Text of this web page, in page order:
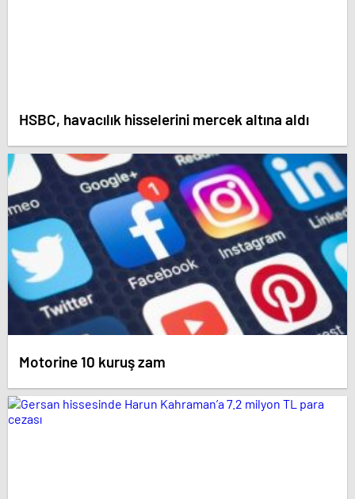
HSBC, havacılık hisselerini mercek altına aldı
Motorine 10 kuruş zam